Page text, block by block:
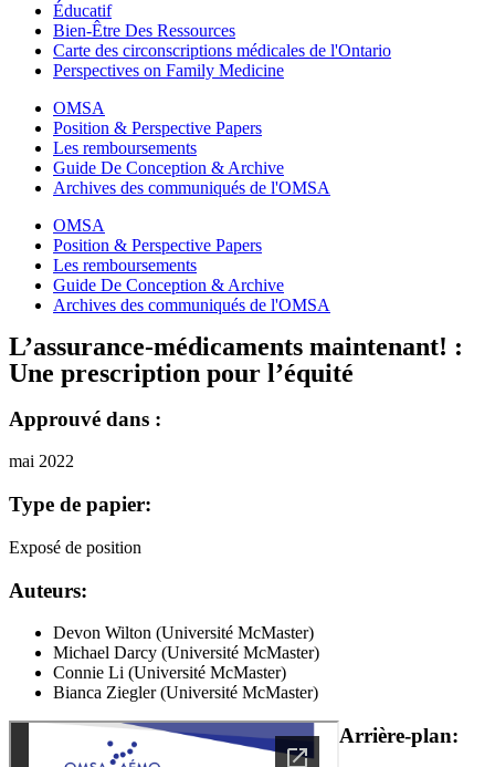
Éducatif
Bien-Être Des Ressources
Carte des circonscriptions médicales de l'Ontario
Perspectives on Family Medicine
OMSA
Position & Perspective Papers
Les remboursements
Guide De Conception & Archive
Archives des communiqués de l'OMSA
OMSA
Position & Perspective Papers
Les remboursements
Guide De Conception & Archive
Archives des communiqués de l'OMSA
L’assurance-médicaments maintenant! :
Une prescription pour l’équité
Approuvé dans :
mai 2022
Type de papier:
Exposé de position
Auteurs:
Devon Wilton (Université McMaster)
Michael Darcy (Université McMaster)
Connie Li (Université McMaster)
Bianca Ziegler (Université McMaster)
Arrière-plan: